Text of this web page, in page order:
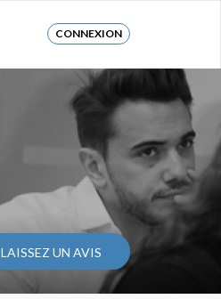
CONNEXION
LAISSEZ UN AVIS